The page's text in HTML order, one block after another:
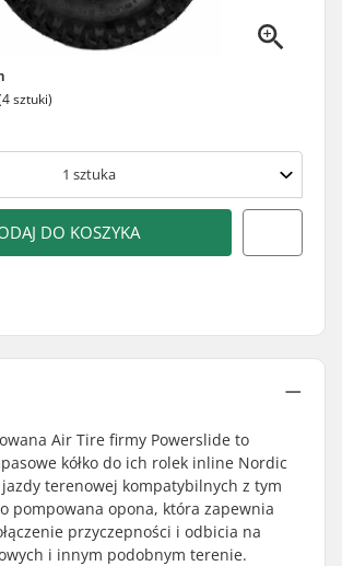
sztuki)
1 sztuka
DO KOSZYKA
Air Tire firmy Powerslide to
kółko do ich rolek inline Nordic
terenowej kompatybilnych z tym
pompowana opona, która zapewnia
przyczepności i odbicia na
i innym podobnym terenie.